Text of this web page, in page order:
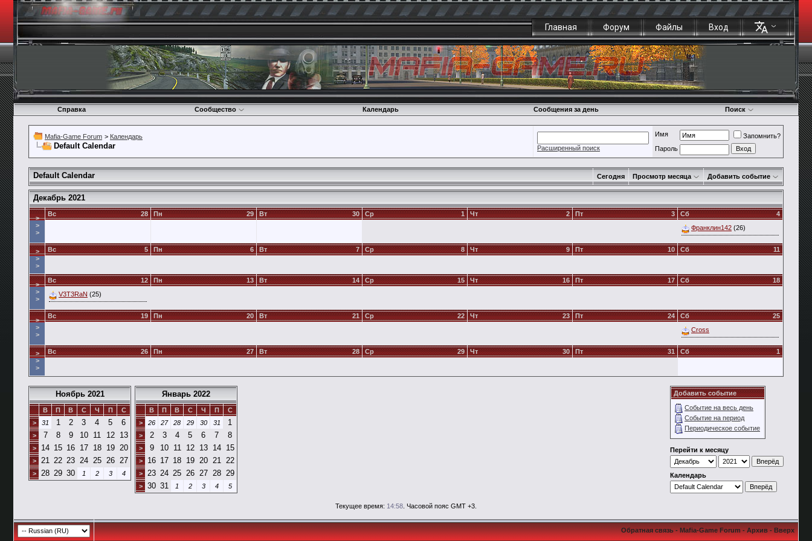
Главная Форум Файлы Вход
Справка Сообщество Календарь Сообщения за день Поиск
Mafia-Game Forum > Календарь
Default Calendar Расширенный поиск
Имя
Запомнить?
Пароль
Default Calendar Сегодня Просмотр месяца Добавить событие
Декабрь 2021
>
>
>
28
Вс 29
Пн 30
Вт 1
Ср 2
Чт 3
Пт 4
Сб
Франклин142 (26)
>
>
>
5
Вс 6
Пн 7
Вт 8
Ср 9
Чт 10
Пт 11
Сб
>
>
>
12
Вс
V3T3RaN (25)
13
Пн 14
Вт 15
Ср 16
Чт 17
Пт 18
Сб
>
>
>
19
Вс 20
Пн 21
Вт 22
Ср 23
Чт 24
Пт 25
Сб
Cross
>
>
>
26
Вс 27
Пн 28
Вт 29
Ср 30
Чт 31
Пт 1
Сб
Ноябрь 2021
В П В С Ч П
С
>
31 1 2 3 4 5 6
> 7 8 9 10 11 12 13
> 14 15 16 17 18 19 20
> 21 22 23 24 25 26 27
> 28 29 30 1 2 3 4
Январь 2022
В П В С Ч П
С
>
26 27 28 29 30 31 1
> 2 3 4 5 6 7 8
> 9 10 11 12 13 14 15
> 16 17 18 19 20 21 22
> 23 24 25 26 27 28 29
> 30 31 1 2 3 4 5
Добавить событие
Событие на весь день
Событие на период
Периодическое событие
Перейти к месяцу
Календарь
Текущее время: 14:58 . Часовой пояс GMT +3.
Обратная связь-Mafia-Game Forum-Архив-Вверх